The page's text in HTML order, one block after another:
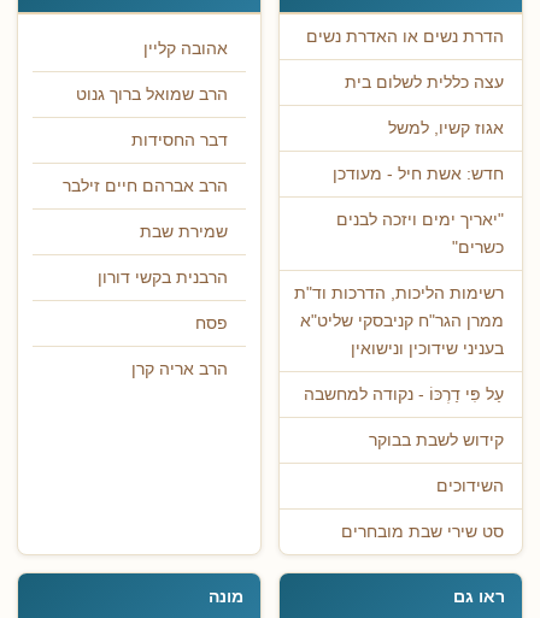
הדרת נשים או האדרת נשים
עצה כללית לשלום בית
אגוז קשיו, למשל
חדש: אשת חיל - מעודכן
"יאריך ימים ויזכה לבנים
כשרים"
רשימות הליכות, הדרכות וד"ת
ממרן הגר"ח קניבסקי שליט"א
בעניני שידוכין ונישואין
עַל פִּי דַרְכּוֹ - נקודה למחשבה
קידוש לשבת בבוקר
השידוכים
סט שירי שבת מובחרים
אהובה קליין
הרב שמואל ברוך גנוט
דבר החסידות
הרב אברהם חיים זילבר
שמירת שבת
הרבנית בקשי דורון
פסח
הרב אריה קרן
ראו גם מונה